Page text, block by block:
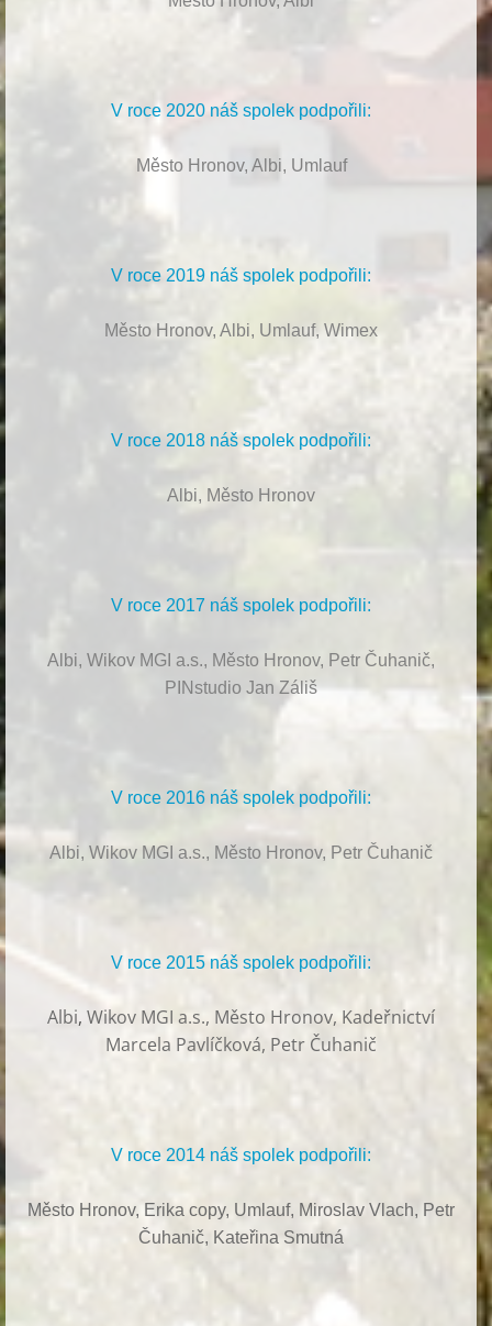
V roce 2020 náš spolek podpořili:
Město Hronov, Albi, Umlauf
V roce 2019 náš spolek podpořili:
Město Hronov, Albi, Umlauf, Wimex
V roce 2018 náš spolek podpořili:
Albi, Město Hronov
V roce 2017 náš spolek podpořili:
Albi, Wikov MGI a.s., Město Hronov, Petr Čuhanič,
PINstudio Jan Záliš
V roce 2016 náš spolek podpořili:
Albi, Wikov MGI a.s., Město Hronov, Petr Čuhanič
V roce 2015 náš spolek podpořili:
Albi,Wikov MGI a.s., Město Hronov, Kadeřnictví
Marcela Pavlíčková, Petr Čuhanič
V roce 2014 náš spolek podpořili:
Město Hronov, Erika copy, Umlauf, Miroslav Vlach, Petr
Čuhanič, Kateřina Smutná